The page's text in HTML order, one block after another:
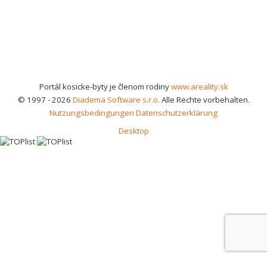
Portál kosicke-byty je členom rodinywww.areality.sk
© 1997 - 2026 Diadema Software s.r.o. Alle Rechte vorbehalten.
Nutzungsbedingungen Datenschutzerklärung
Desktop